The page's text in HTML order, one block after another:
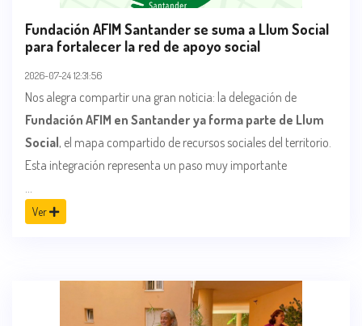
Fundación AFIM Santander se suma a Llum Social
para fortalecer la red de apoyo social
2026-07-24 12:31:56
Nos alegra compartir una gran noticia: la delegación de
Fundación AFIM en Santander ya forma parte de Llum
Social, el mapa compartido de recursos sociales del territorio.
Esta integración representa un paso muy importante
Ver